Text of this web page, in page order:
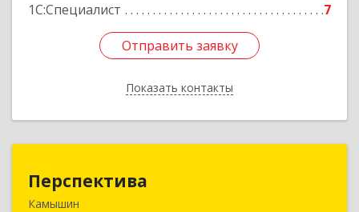
1С:Специалист
7
Отправить заявку
Показать контакты
Отправить заявку
Назад
Перспектива
Камышин